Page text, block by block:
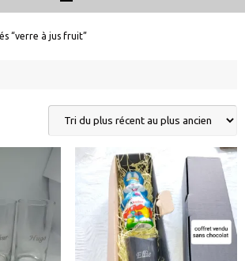
“verre à jus fruit”
plus
ancien